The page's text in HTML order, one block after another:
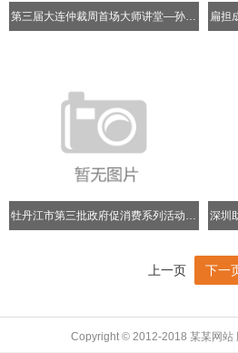
第三届大连仲裁周首场大师讲堂—孙宪忠教授“我国民法典中的民事
牡丹江市第三批政府促消费系列活动启动
上一页 下一
Copyright © 2012-2018 某某网站